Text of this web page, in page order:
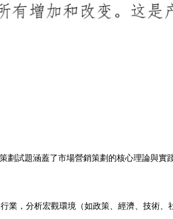
劃試題涵蓋了市場營銷策劃的核心理論與
業，分析宏觀環境（如政策、經濟、技術